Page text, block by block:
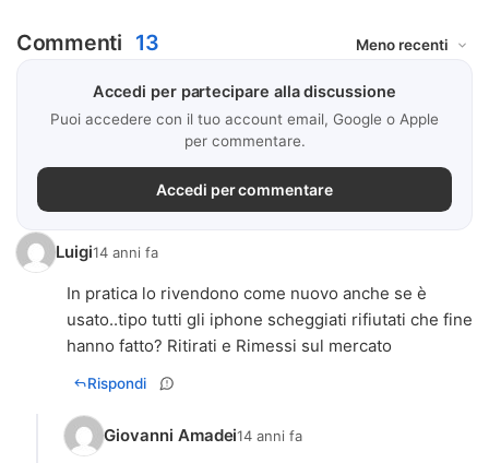
Commenti 13
Accedi per partecipare alla discussione
Puoi accedere con il tuo account email, Google o Apple
per commentare.
Accedi per commentare
Luigi14 anni fa
In pratica lo rivendono come nuovo anche se è
usato..tipo tutti gli iphone scheggiati rifiutati che fine
hanno fatto? Ritirati e Rimessi sul mercato
Rispondi
Giovanni Amadei14 anni fa